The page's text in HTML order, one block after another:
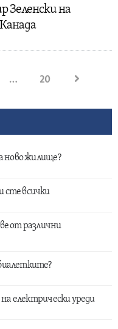
Зеленски на
… 20
ново жилище?
сте всички
от различни
на електрически уреди